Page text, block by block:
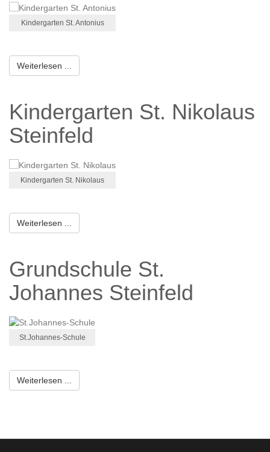
Kindergarten St. Antonius
Weiterlesen ...
Kindergarten St. Nikolaus
Steinfeld
Kindergarten St. Nikolaus
Weiterlesen ...
Grundschule St.
Johannes Steinfeld
St.Johannes-Schule
Weiterlesen ...